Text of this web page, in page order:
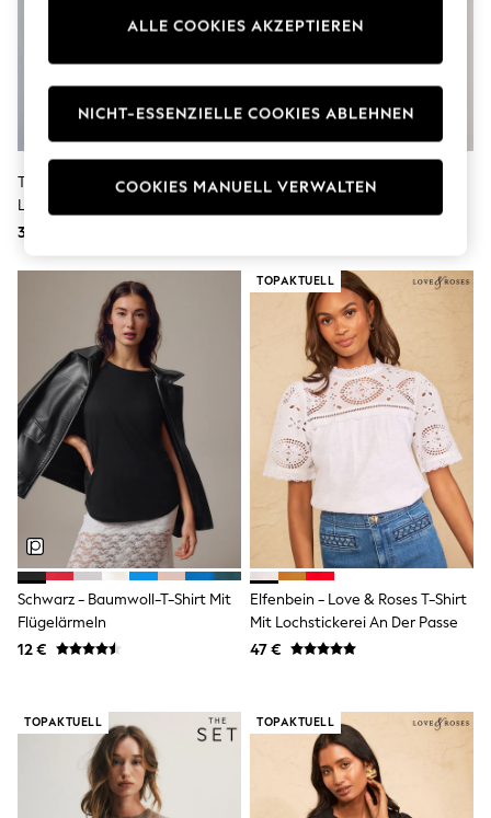
Sandals & Flipflops
Shorts
T-Shirts
Vests
All Swimwear
Ponchos & Toweling sets
Sun Hats & Caps
Polo Shirts
Shirts
Shorts
Sunsafe Swimwear
Swimshorts
Tops & T-Shirts
Girls Holiday Shop
All Swimwear
Beach Dresses & Kaftans
Dresses
Sun Hats & Caps
Jumpsuits & Playsuits
Rash Vests
Sandals & Sliders
Shorts
Skirts
Sunsafe Swimwear
Tops & T-Shirts
Baby Holiday Shop
Baby Travel Accessories
Beach Towels
Birkenstock
Crocs
Havaianas
Pour Moi
The Set 3 Pack Rippmaterial-
Langarm-T-Shirts Mit
Muschelkanten
34 €
The Set 5 Pack Racerback-
Schwarz - Baumwoll-T-Shirt Mit
Flügelärmeln
12 €
TOPAKTUELL
Elfenbein - Love & Roses T-Shirt
Mit Lochstickerei An Der Passe
47 €
TOPAKTUELL TOPAKTUELL
ALLE COOKIES AKZEPTIEREN
COOKIES MANUELL VERWALTEN
NICHT-ESSENZIELLE COOKIES ABLEHNEN